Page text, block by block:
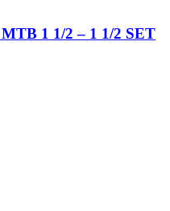
1 1/2 – 1 1/2 SET